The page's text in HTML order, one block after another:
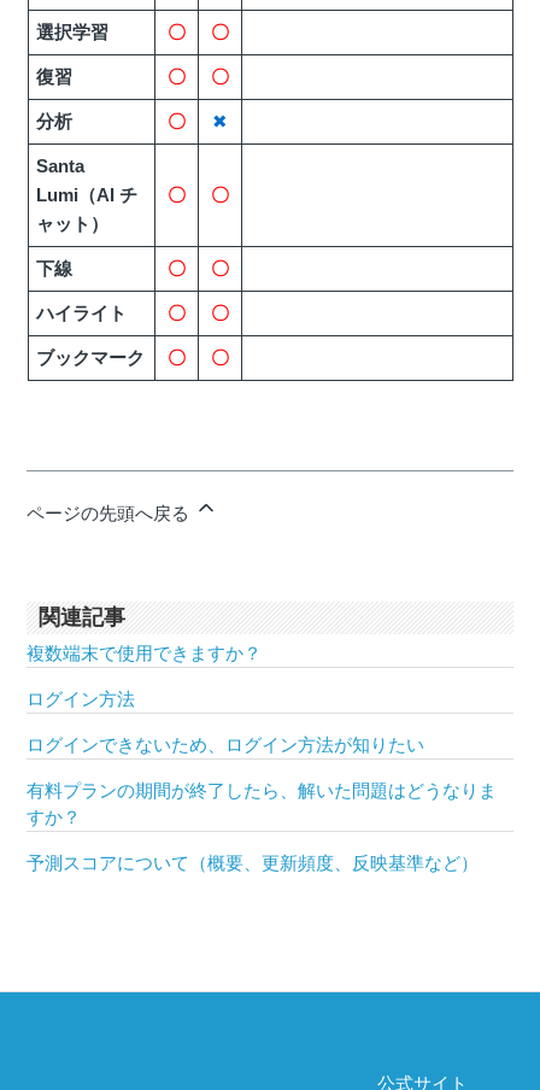
選択学習 〇 〇
復習 〇 〇
分析 〇 ✖
Santa
Lumi（AI チ
ャット）
〇 〇
下線 〇 〇
ハイライト 〇 〇
ブックマーク 〇 〇
ページの先頭へ戻る
関連記事
複数端末で使用できますか？
ログイン方法
ログインできないため、ログイン方法が知りたい
有料プランの期間が終了したら、解いた問題はどうなりま
すか？
予測スコアについて（概要、更新頻度、反映基準など）
公式サイト